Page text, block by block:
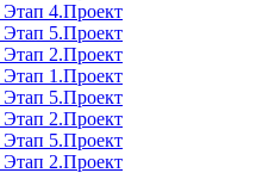
Этап 4.Проект
Этап 5.Проект
Этап 2.Проект
Этап 1.Проект
Этап 5.Проект
Этап 2.Проект
Этап 5.Проект
Этап 2.Проект